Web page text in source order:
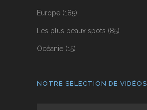
Europe (185)
Les plus beaux spots (85)
Océanie (15)
NOTRE SÉLECTION DE VIDÉOS